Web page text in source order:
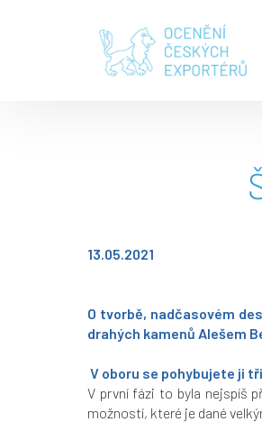
13.05.2021
O tvorbě, nadčasovém
drahých kamenů Alešem
V oboru se pohybujete ji
V první fázi to byla nejspíš
možností, které je dané